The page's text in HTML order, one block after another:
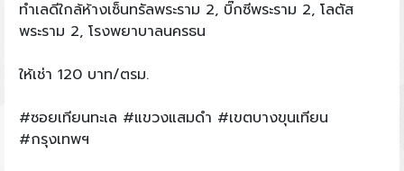
ทำเลดีใกล้ห้างเซ็นทรัลพระราม 2, บิ๊กซีพระราม 2, โลตัส
พระราม 2, โรงพยาบาลนครธน
ให้เช่า 120 บาท/ตรม.
#ซอยเทียนทะเล #แขวงแสมดำ #เขตบางขุนเทียน
#กรุงเทพฯ